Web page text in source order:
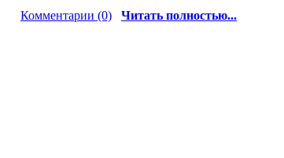
Комментарии (0) Читать полностью...